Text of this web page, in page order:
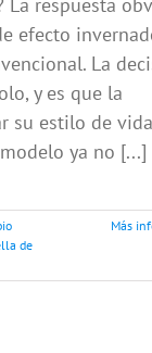
efecto
La
y es que la
su estilo de
ya no [...]
de
Más